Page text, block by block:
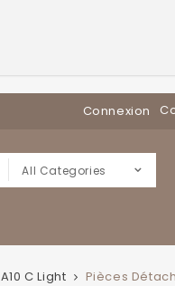
Connexion
All Categories
A10 C Light Pièces